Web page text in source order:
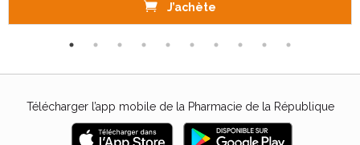
J’achète
Télécharger l’app mobile de la Pharmacie de la République